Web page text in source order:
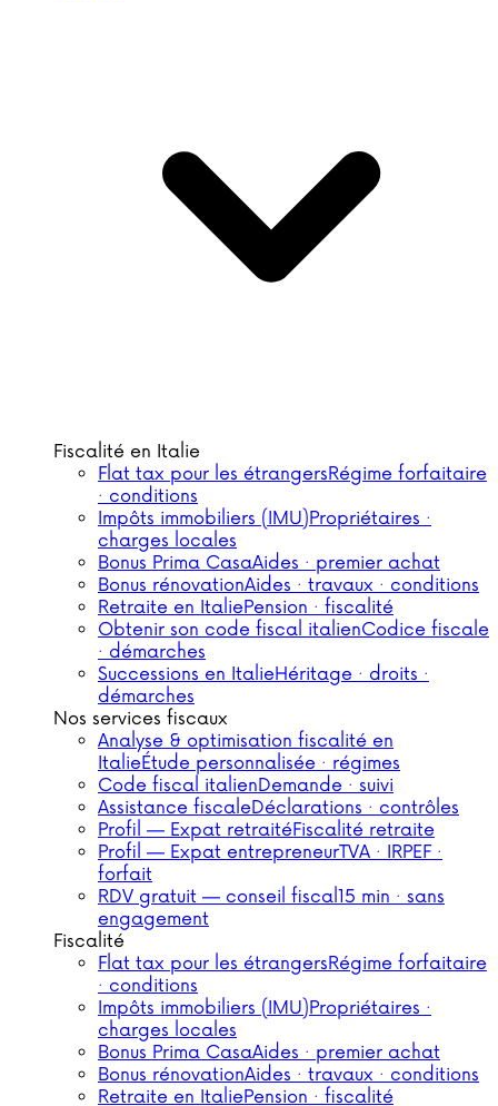
Fiscalité en Italie
Flat tax pour les étrangersRégime forfaitaire
· conditions
Impôts immobiliers (IMU)Propriétaires ·
charges locales
Bonus Prima CasaAides · premier achat
Bonus rénovationAides · travaux · conditions
Retraite en ItaliePension · fiscalité
Obtenir son code fiscal italienCodice fiscale
· démarches
Successions en ItalieHéritage · droits ·
démarches
Nos services fiscaux
Analyse & optimisation fiscalité en
ItalieÉtude personnalisée · régimes
Code fiscal italienDemande · suivi
Assistance fiscaleDéclarations · contrôles
Profil — Expat retraitéFiscalité retraite
Profil — Expat entrepreneurTVA · IRPEF ·
forfait
RDV gratuit — conseil fiscal15 min · sans
engagement
Fiscalité
Flat tax pour les étrangersRégime forfaitaire
· conditions
Impôts immobiliers (IMU)Propriétaires ·
charges locales
Bonus Prima CasaAides · premier achat
Bonus rénovationAides · travaux · conditions
Retraite en ItaliePension · fiscalité